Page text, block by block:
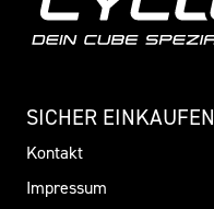
SICHER EINKAUFEN
Kontakt
Impressum